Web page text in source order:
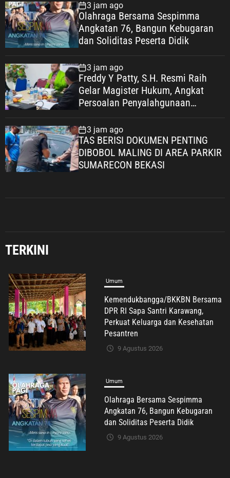
3 jam ago
Olahraga Bersama Sespimma
Angkatan 76, Bangun Kebugaran
dan Soliditas Peserta Didik
3 jam ago
Freddy Y Patty, S.H. Resmi Raih
Gelar Magister Hukum, Angkat
Persoalan Penyalahgunaan
Tanah
3 jam ago
TAS BERISI DOKUMEN PENTING
DIBOBOL MALING DI AREA PARKIR
SUMARECON BEKASI
TERKINI
Umum
Olahraga Bersama Sespimma
Angkatan 76, Bangun Kebugaran
dan Soliditas Peserta Didik
9 Agustus 2026
Umum
Freddy Y Patty, S.H. Resmi Raih
Gelar Magister Hukum, Angkat
Persoalan Penyalahgunaan
Keadaan dalam Peralihan Hak Atas